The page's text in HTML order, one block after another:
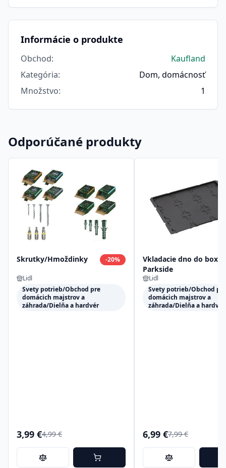
Informácie o produkte
Obchod:
Kaufland
Kategória:
Dom, domácnosť
Množstvo: 1
Odporúčané produkty
Skrutky/Hmoždinky -20%
Lidl
Svety potrieb/Obchod pre
domácich majstrov a
záhrada/Dielňa a hardvér
3,99 €4,99 €
Vkladacie dno do boxu
Parkside
Lidl
Svety potrieb/Obchod pre
domácich majstrov a
záhrada/Dielňa a hardvér
6,99 €7,99 €